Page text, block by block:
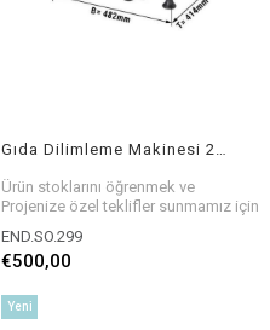
Ürün stoklarını öğrenmek ve
Projenize özel teklifler sunmamız için
END.SO.299
€500,00
Yeni